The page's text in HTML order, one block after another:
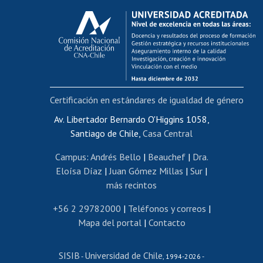
Calificación académica
Postulación al AUCAI
Funcionarias/os
Cursos internos de capacitación
Bienestar del personal
Portal de movilidad interna
Certificado de renta
Certificado de renta honorarios
Editar páginas blancas
Extranjeras/os
Revalidación y reconocimiento de títulos
Postulación al Programa de Movilidad Estudiantil
Cursos de español
Av. Libertador Bernardo O'Higgins 1058,
Santiago de Chile, Casa Central
Campus: Andrés Bello | Beauchef| Dra.
Eloísa Díaz | Juan Gómez Millas | Sur |
más recintos
+56 2 29782000 | Teléfonos y correos |
Mapa del portal| Contacto
SISIB - Universidad de Chile , 1994-2026 -
Certificación en estándares de igualdad de género